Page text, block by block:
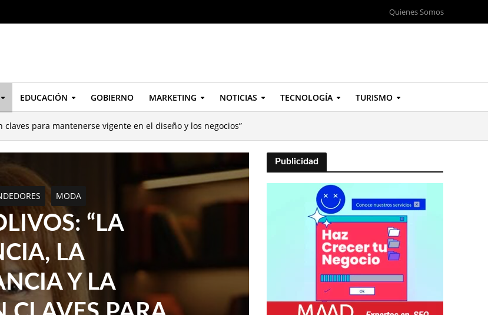
Quienes Somos
EDUCACIÓN GOBIERNO MARKETING NOTICIAS TECNOLOGÍA TURISMO
para mantenerse vigente en el diseño y los negocios”
MODA
“LA
LA
Y LA
Publicidad